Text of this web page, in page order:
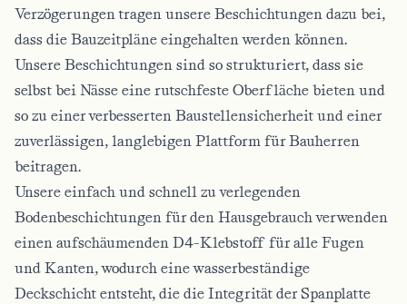
Verzögerungen tragen unsere Beschichtungen dazu bei,
dass die Bauzeitpläne eingehalten werden können.
Unsere Beschichtungen sind so strukturiert, dass sie
selbst bei Nässe eine rutschfeste Oberfläche bieten und
so zu einer verbesserten Baustellensicherheit und einer
zuverlässigen, langlebigen Plattform für Bauherren
beitragen.
Unsere einfach und schnell zu verlegenden
Bodenbeschichtungen für den Hausgebrauch verwenden
einen aufschäumenden D4-Klebstoff für alle Fugen
und Kanten, wodurch eine wasserbeständige
Deckschicht entsteht, die die Integrität der Spanplatte